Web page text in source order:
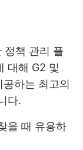
정책 관리 플
대해 G2 및
하는 최고의
다.
을 때 유용하